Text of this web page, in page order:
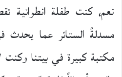
نعم، كنت طفلة انطوائية
مسدلةً الستائر عما يحدث
مكتبة كبيرة في بيتنا وكنت